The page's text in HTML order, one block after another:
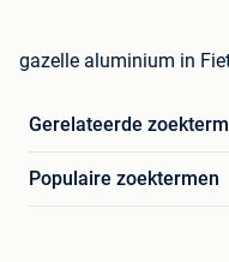
gazelle aluminium in
Gerelateerde
Populaire zoektermen